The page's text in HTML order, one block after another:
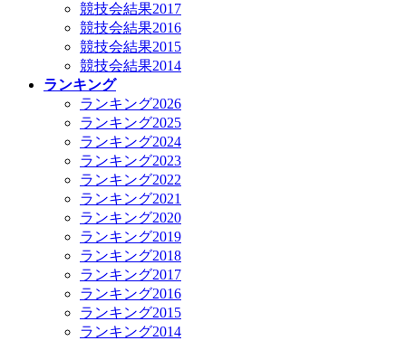
競技会結果2017
競技会結果2016
競技会結果2015
競技会結果2014
ランキング
ランキング2026
ランキング2025
ランキング2024
ランキング2023
ランキング2022
ランキング2021
ランキング2020
ランキング2019
ランキング2018
ランキング2017
ランキング2016
ランキング2015
ランキング2014